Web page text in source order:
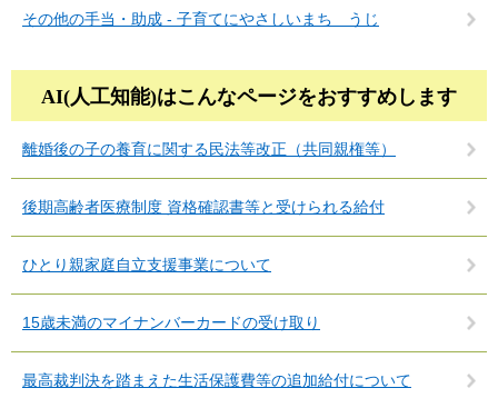
その他の手当・助成 - 子育てにやさしいまち うじ
AI(人工知能)はこんなページをおすすめします
離婚後の子の養育に関する民法等改正（共同親権等）
後期高齢者医療制度 資格確認書等と受けられる給付
ひとり親家庭自立支援事業について
15歳未満のマイナンバーカードの受け取り
最高裁判決を踏まえた生活保護費等の追加給付について